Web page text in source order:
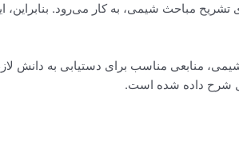
مباحث شیمی، به کار می‌رود.
منابعی مناسب برای دستیابی به دانش
شرح داده شده است.